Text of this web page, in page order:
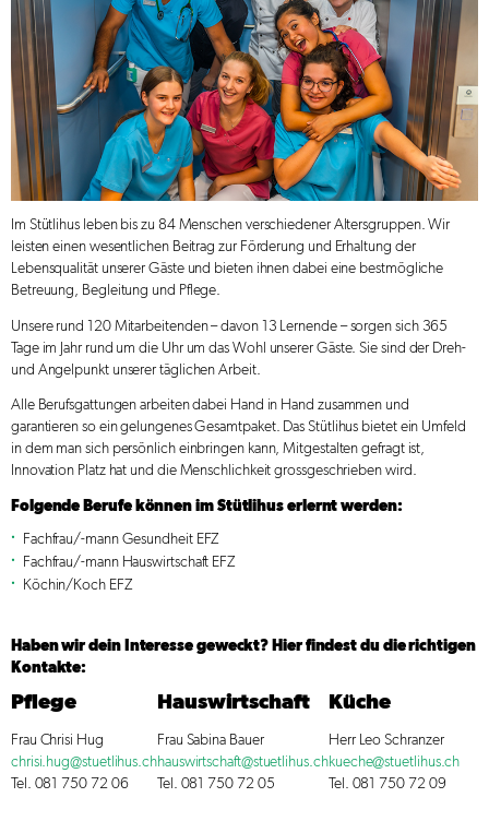
Im Stütlihus leben bis zu 84 Menschen verschiedener Altersgruppen. Wir
leisten einen wesentlichen Beitrag zur Förderung und Erhaltung der
Lebensqualität unserer Gäste und bieten ihnen dabei eine bestmögliche
Betreuung, Begleitung und Pflege.
Unsere rund 120 Mitarbeitenden – davon 13 Lernende – sorgen sich 365
Tage im Jahr rund um die Uhr um das Wohl unserer Gäste. Sie sind der Dreh-
und Angelpunkt unserer täglichen Arbeit.
Alle Berufsgattungen arbeiten dabei Hand in Hand zusammen und
garantieren so ein gelungenes Gesamtpaket. Das Stütlihus bietet ein Umfeld
in dem man sich persönlich einbringen kann, Mitgestalten gefragt ist,
Innovation Platz hat und die Menschlichkeit grossgeschrieben wird.
Folgende Berufe können im Stütlihus erlernt werden:
Fachfrau/-mann Gesundheit EFZ
Fachfrau/-mann Hauswirtschaft EFZ
Köchin/Koch EFZ
Haben wir dein Interesse geweckt? Hier findest du die richtigen
Kontakte:
Pflege
Frau Chrisi Hug
chrisi.hug@stuetlihus.ch
Tel. 081 750 72 06
Hauswirtschaft
Frau Sabina Bauer
hauswirtschaft@stuetlihus.ch
Tel. 081 750 72 05
Küche
Herr Leo Schranzer
kueche@stuetlihus.ch
Tel. 081 750 72 09